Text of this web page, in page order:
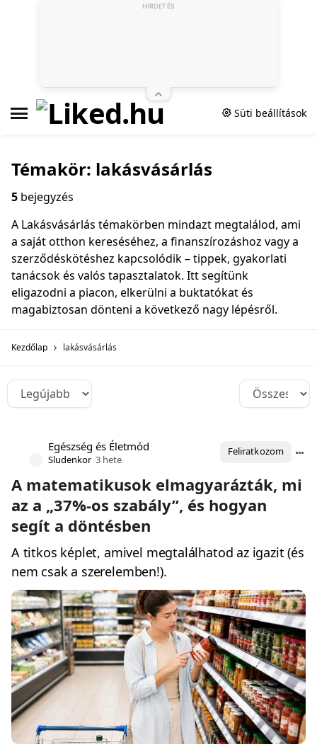
Süti beállítások
Témakör: lakásvásárlás
5 bejegyzés
A Lakásvásárlás témakörben mindazt megtalálod, ami
a saját otthon kereséséhez, a finanszírozáshoz vagy a
szerződéskötéshez kapcsolódik – tippek, gyakorlati
tanácsok és valós tapasztalatok. Itt segítünk
eligazodni a piacon, elkerülni a buktatókat és
magabiztosan dönteni a következő nagy lépésről.
Kezdőlap lakásvásárlás
Egészség és Életmód
Sludenkor 3 hete
Feliratkozom
A matematikusok elmagyarázták, mi
az a „37%-os szabály”, és hogyan
segít a döntésben
A titkos képlet, amivel megtalálhatod az igazit (és
nem csak a szerelemben!).
HIRDETÉS